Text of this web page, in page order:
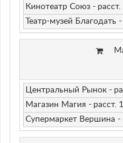
Кинотеатр Союз -
Театр-музей Благодать -
Центральный Рынок -
Магазин Магия - расст.
Супермаркет Вершина -